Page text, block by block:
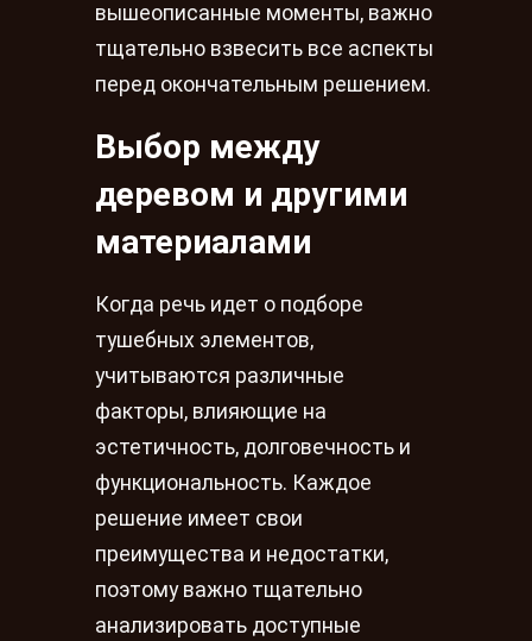
вышеописанные моменты, важно
тщательно взвесить все аспекты
перед окончательным решением.
Выбор между
деревом и другими
материалами
Когда речь идет о подборе
тушебных элементов,
учитываются различные
факторы, влияющие на
эстетичность, долговечность и
функциональность. Каждое
решение имеет свои
преимущества и недостатки,
поэтому важно тщательно
анализировать доступные